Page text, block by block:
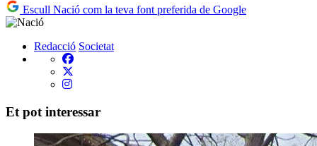
Escull Nació com la teva font preferida de Google
Redacció Societat
Et pot interessar